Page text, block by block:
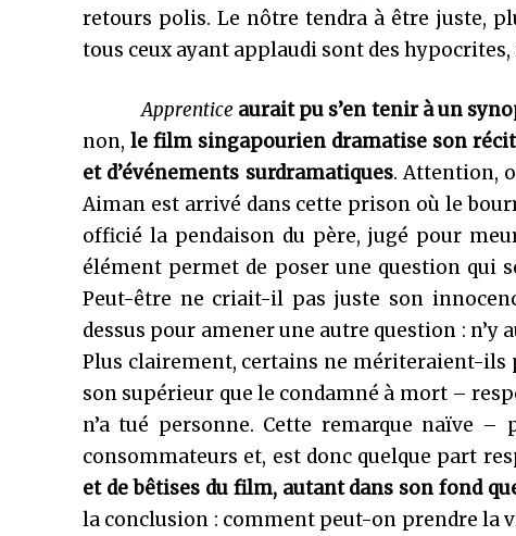
retours polis. Le nôtre tendra à être juste,
tous ceux ayant applaudi sont des hypocrites,
Apprentice aurait pu s’en tenir à un
non,le film singapourien dramatise son
et d’événements surdramatiques. Attention,
Aiman est arrivé dans cette prison où le
officié la pendaison du père, jugé pour
élément permet de poser une question qui
Peut-être ne criait-il pas juste son
dessus pour amener une autre question : n’y
Plus clairement, certains ne mériteraient-ils
son supérieur que le condamné à mort –
n’a tué personne. Cette remarque naïve
consommateurs et, est donc quelque part
et de bêtises du film, autant dans son fond
la conclusion : comment peut-on prendre la